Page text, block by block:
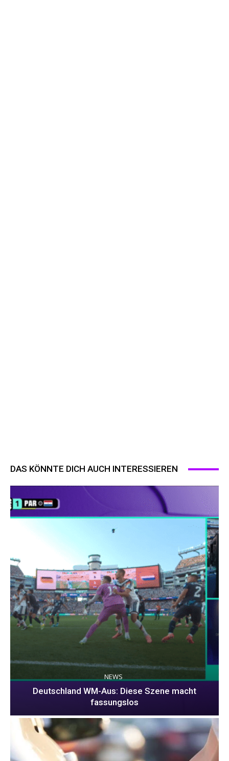
DAS KÖNNTE DICH AUCH INTERESSIEREN
NEWS
Deutschland WM-Aus: Diese Szene macht
fassungslos